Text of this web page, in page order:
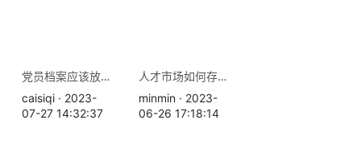
党员档案应该放在哪里，需要什么手续
caisiqi · 2023-
07-27 14:32:37
人才市场如何存放档案？
minmin · 2023-
06-26 17:18:14